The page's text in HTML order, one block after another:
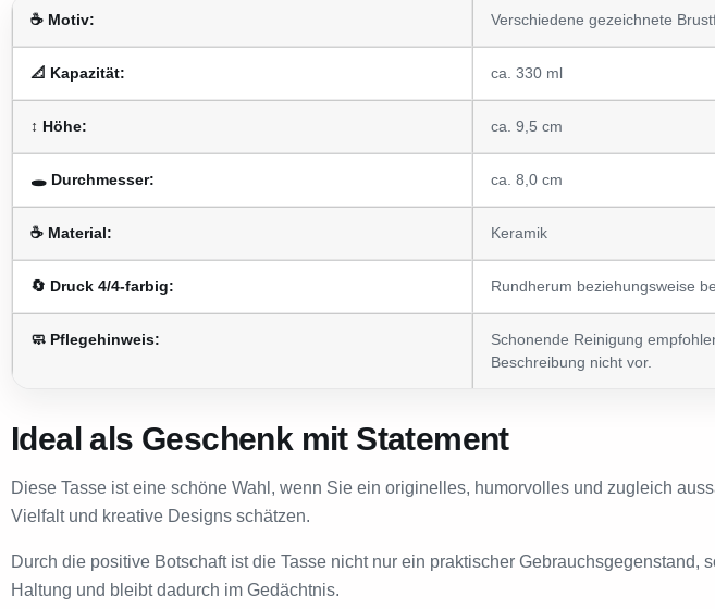
☕ Motiv: Verschiedene gezeichnete
📐 Kapazität: ca. 330 ml
↕️ Höhe: ca. 9,5 cm
🕳️ Durchmesser: ca. 8,0 cm
☕ Material: Keramik
🔄️ Druck 4/4-farbig: Rundherum beziehungsweise
🧼 Pflegehinweis:
Schonende Reinigung
Beschreibung nicht vor.
Ideal als Geschenk mit Statement
Diese Tasse ist eine schöne Wahl, wenn Sie ein originelles, humorvolles und zugleich
Vielfalt und kreative Designs schätzen.
Durch die positive Botschaft ist die Tasse nicht nur ein praktischer
Haltung und bleibt dadurch im Gedächtnis.